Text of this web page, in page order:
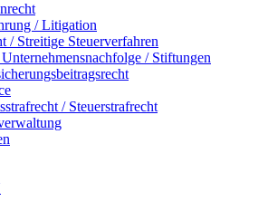
/ Litigation
/ Streitige Steuerverfahren
/ Stiftungen
/ Steuerstrafrecht